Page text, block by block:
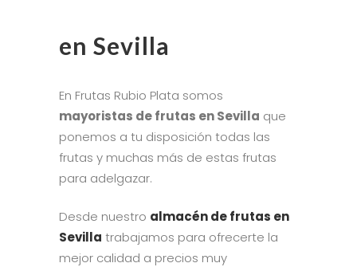
en Sevilla
En Frutas Rubio Plata somos
mayoristas de frutas en Sevilla que
ponemos a tu disposición todas las
frutas y muchas más de estas frutas
para adelgazar.
Desde nuestro almacén de frutas en
Sevilla trabajamos para ofrecerte la
mejor calidad a precios muy